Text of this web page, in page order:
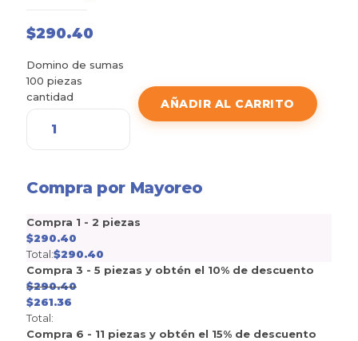
$290.40
Domino de sumas
100 piezas
cantidad
AÑADIR AL CARRITO
Compra por Mayoreo
Compra 1 - 2 piezas
$290.40
Total:$290.40
Compra 3 - 5 piezas y obtén el 10% de descuento
$290.40
$261.36
Total:
Compra 6 - 11 piezas y obtén el 15% de descuento